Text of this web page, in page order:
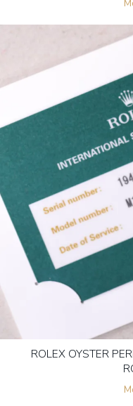
ROLEX OYSTER